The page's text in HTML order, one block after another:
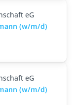
eG
(w/m/d)
eG
(w/m/d)